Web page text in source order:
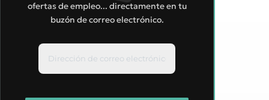
ofertas de empleo... directamente en tu
buzón de correo electrónico.